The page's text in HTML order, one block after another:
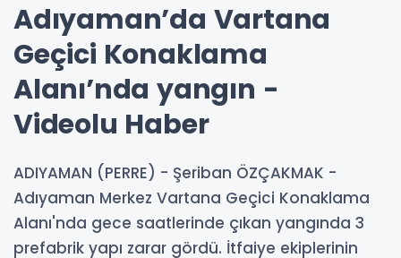
Adıyaman’da Vartana
Geçici Konaklama
Alanı’nda yangın -
Videolu Haber
ADIYAMAN (PERRE) - Şeriban ÖZÇAKMAK -
Adıyaman Merkez Vartana Geçici Konaklama
Alanı'nda gece saatlerinde çıkan yangında 3
prefabrik yapı zarar gördü. İtfaiye ekiplerinin